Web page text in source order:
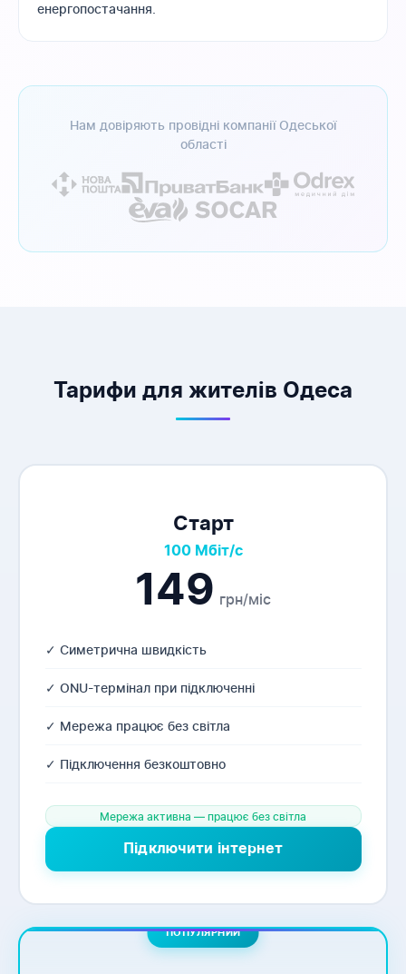
енергопостачання.
Нам довіряють провідні компанії Одеської
області
Тарифи для жителів Одеса
Старт
100 Мбіт/с
149 грн/міс
✓ Симетрична швидкість
✓ ONU-термінал при підключенні
✓ Мережа працює без світла
✓ Підключення безкоштовно
Мережа активна — працює без світла
Підключити інтернет
ПОПУЛЯРНИЙ